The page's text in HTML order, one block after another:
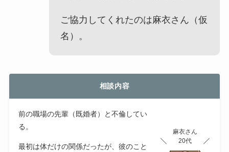
ご協力してくれたのは麻衣さん（仮
名）。
相談内容
前の職場の先輩（既婚者）と不倫してい
る。
最初は体だけの関係だったが、彼のこと
麻衣さん
20代